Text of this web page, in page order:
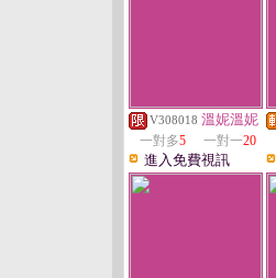
V308018 溫妮溫妮
一對多5 一對一20
進入免費視訊